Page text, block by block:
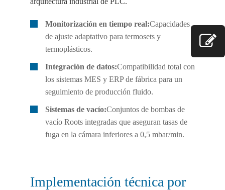
Monitorización en tiempo real:Capacidades
de ajuste adaptativo para termosets y
termoplásticos.
Integración de datos:Compatibilidad total con
los sistemas MES y ERP de fábrica para un
seguimiento de producción fluido.
Sistemas de vacío:Conjuntos de bombas de
vacío Roots integradas que aseguran tasas de
fuga en la cámara inferiores a 0,5 mbar/min.
Implementación técnica por